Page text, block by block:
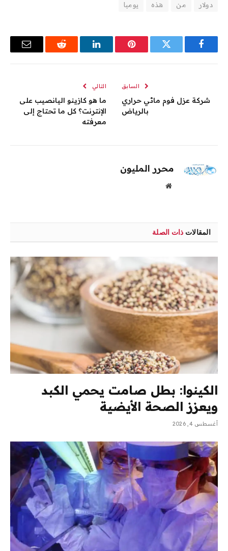
دولار
من هذه يوميا
فيسبوك تويتر بينتيريستلينكدإن رديت
البريد
السابق
شركة عزل فوم مائي حراري
بالرياض
التالي
ما هو كازينو اليانصيب على
الإنترنت؟ كل ما تحتاج إلى
معرفته
محرر المليون
موقع
المقالات ذات الصلة
الكينوا: بطل صامت يحمي الكبد
ويعزز الصحة الأيضية
أغسطس 4, 2026